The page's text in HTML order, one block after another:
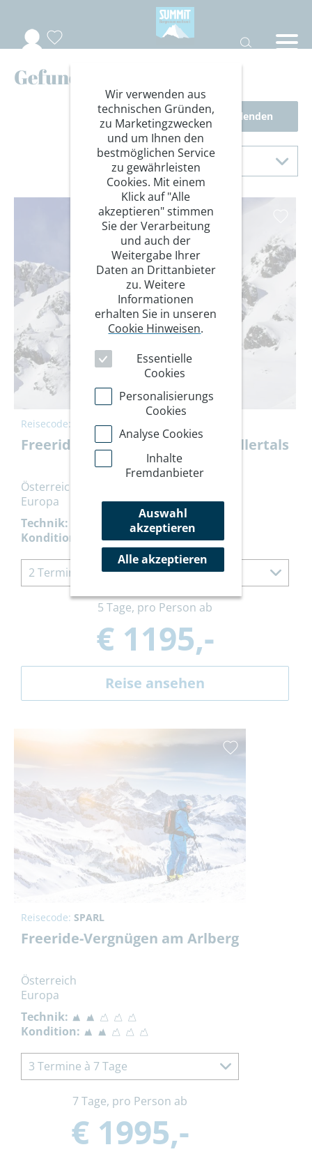
Gefundene Reisen
Filter einblenden
Sortierung
Sortieren nach
Reisecode: SPZIL
Freeriden in der Skiarena des Zillertals
Österreich
Europa
Technik:
Kondition:
2 Termine à 5 Tage
5 Tage, pro Person ab
€ 1195,-
Reise ansehen
Reisecode: SPARL
Freeride-Vergnügen am Arlberg
Österreich
Europa
Technik:
Kondition:
3 Termine à 7 Tage
7 Tage, pro Person ab
€ 1995,-
Wir verwenden aus
technischen Gründen,
zu Marketingzwecken
und um Ihnen den
bestmöglichen Service
zu gewährleisten
Cookies. Mit einem
Klick auf "Alle
akzeptieren" stimmen
Sie der Verarbeitung
und auch der
Weitergabe Ihrer
Daten an Drittanbieter
zu. Weitere
Informationen
erhalten Sie in unseren
Cookie Hinweisen.
Essentielle
Cookies
Personalisierungs
Cookies
Analyse Cookies
Inhalte
Fremdanbieter
Auswahl
akzeptieren
Alle akzeptieren